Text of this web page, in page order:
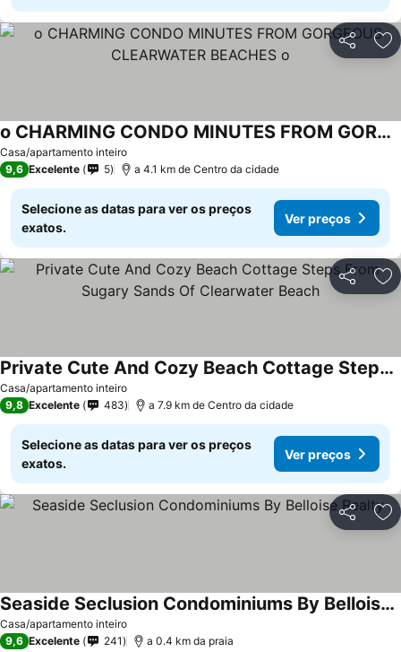
Partilhar
Casa/apartamento inteiro
o CHARMING CONDO MINUTES FROM GORGEOUS CLEARWATER BEACHES o
Ver preços
9,6 Excelente 5 a 4.1 km de Centro da cidade
Selecione as datas para ver os preços
exatos.
Ver preços
Partilhar
Casa/apartamento inteiro
Private Cute And Cozy Beach Cottage Steps From Sugary Sands Of Clearwater Beach
Ver preços
9,8 Excelente 483 a 7.9 km de Centro da cidade
Selecione as datas para ver os preços
exatos.
Ver preços
Partilhar
Casa/apartamento inteiro
Seaside Seclusion Condominiums By Belloise Realty
Ver preços
9,6 Excelente 241 a 0.4 km da praia